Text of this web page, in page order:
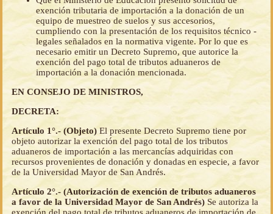
exención tributaria de importación a la donación de un
equipo de muestreo de suelos y sus accesorios,
cumpliendo con la presentación de los requisitos técnico -
legales señalados en la normativa vigente. Por lo que es
necesario emitir un Decreto Supremo, que autorice la
exención del pago total de tributos aduaneros de
importación a la donación mencionada.
EN CONSEJO DE MINISTROS,
DECRETA:
Artículo 1°.- (Objeto)El presente Decreto Supremo tiene por
objeto autorizar la exención del pago total de los tributos
aduaneros de importación a las mercancías adquiridas con
recursos provenientes de donación y donadas en especie, a favor
de la Universidad Mayor de San Andrés.
Artículo 2°.- (Autorización de exención de tributos aduaneros
a favor de la Universidad Mayor de San Andrés) Se autoriza la